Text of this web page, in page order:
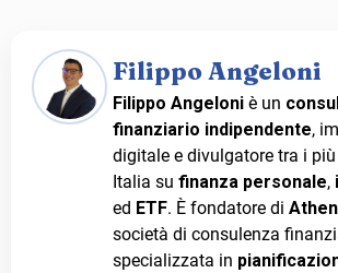
Filippo Angeloni
Filippo Angeloni è un
finanziario indipendente,
digitale e divulgatore tra i
Italia su finanza personale,
ed ETF. È fondatore di
società di consulenza
specializzata in